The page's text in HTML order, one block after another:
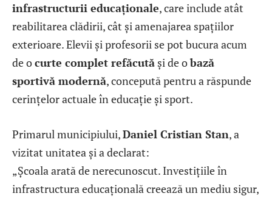
infrastructurii educaționale, care include atât
reabilitarea clădirii, cât și amenajarea spațiilor
exterioare. Elevii și profesorii se pot bucura acum
de ocurte complet refăcută și de obază
sportivă modernă, concepută pentru a răspunde
cerințelor actuale în educație și sport.
Primarul municipiului,Daniel Cristian Stan, a
vizitat unitatea și a declarat:
„Școala arată de nerecunoscut. Investițiile în
infrastructura educațională creează un mediu sigur,